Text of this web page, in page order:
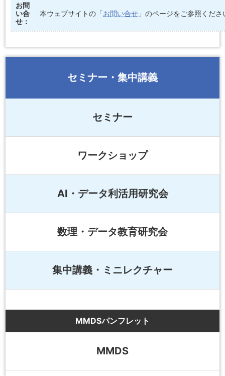
お問
い合
せ：
本ウェブサイトの「お問い合せ 」のページをご参照くださ
セミナー・集中講義
セミナー
ワークショップ
AI・データ利活用研究会
数理・データ教育研究会
集中講義・ミニレクチャー
MMDSパンフレット
MMDS